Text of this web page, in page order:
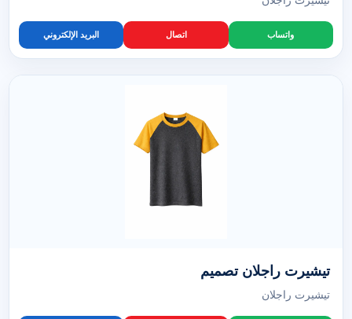
واتساب اتصال البريد الإلكتروني
تيشيرت راجلان تصميم
تيشيرت راجلان